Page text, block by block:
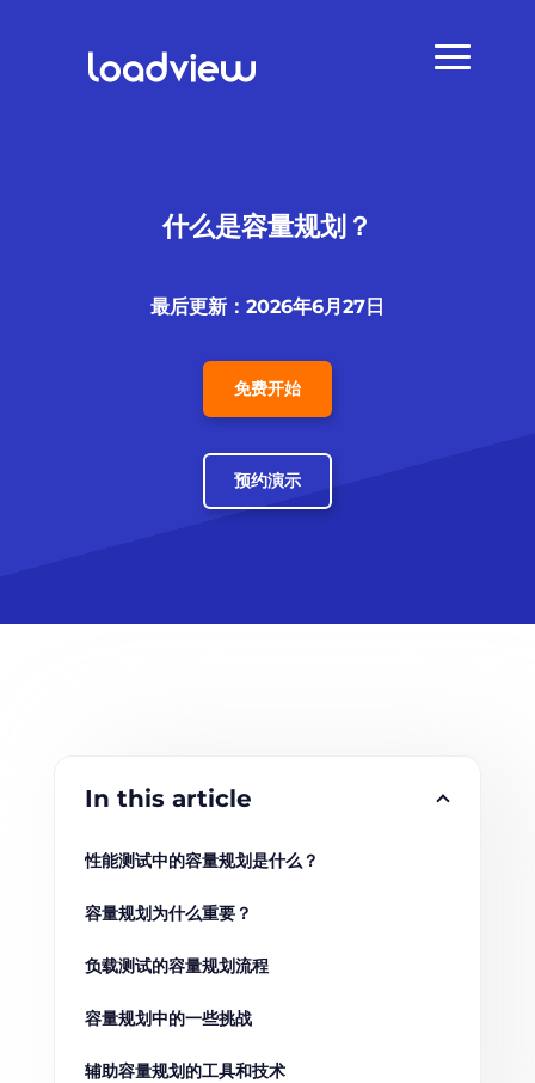
什么是容量规划？
最后更新：2026年6月27日
免费开始
预约演示
In this article
性能测试中的容量规划是什么？
容量规划为什么重要？
负载测试的容量规划流程
容量规划中的一些挑战
辅助容量规划的工具和技术